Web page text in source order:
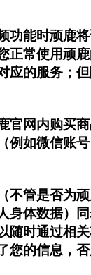
功能时顽鹿
正常使用顽
应的服务；
官网内购买
例如微信账号
不管是否为
身体数据）
随时通过相
您的信息，